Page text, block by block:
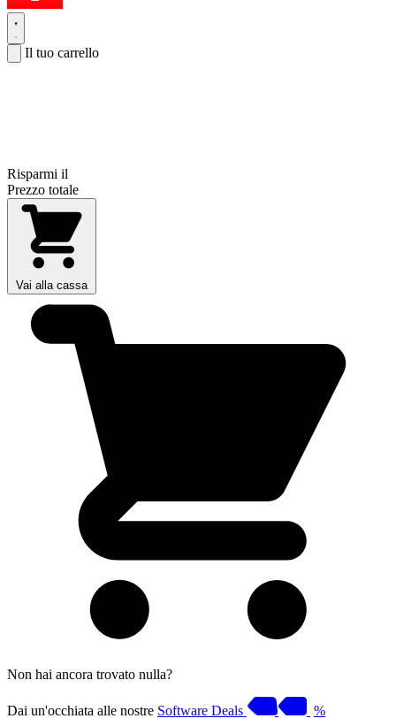
Il tuo carrello
Risparmi il
Prezzo totale
Vai alla cassa
Non hai ancora trovato nulla?
Dai un'occhiata alle nostre Software Deals %